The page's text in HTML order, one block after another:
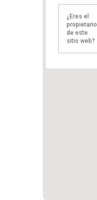
¿Eres el
propietario
de este
sitio web?